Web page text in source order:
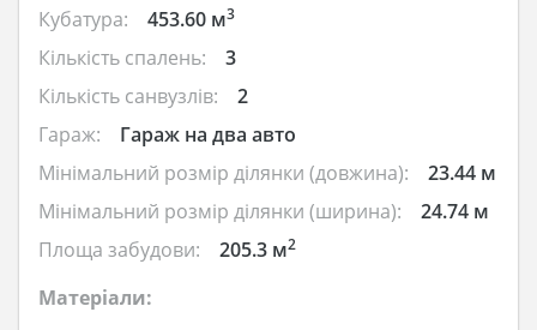
Кубатура: 453.60 м3
Кількість спалень:
3
Кількість санвузлів:
2
Гараж:
Гараж на два авто
Мінімальний розмір ділянки (довжина):
23.44 м
Мінімальний розмір ділянки (ширина):
24.74 м
Площа забудови:
205.3 м2
Матеріали: